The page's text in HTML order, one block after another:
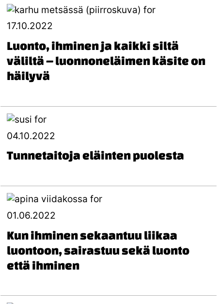
17.10.2022
Luonto, ihminen ja kaikki siltä
väliltä – luonnoneläimen käsite on
häilyvä
04.10.2022
Tunnetaitoja eläinten puolesta
01.06.2022
Kun ihminen sekaantuu liikaa
luontoon, sairastuu sekä luonto
että ihminen